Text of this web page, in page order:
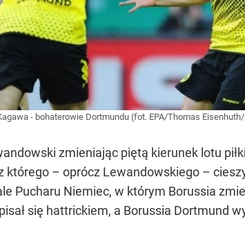
- bohaterowie Dortmundu (fot. EPA/Thomas Eisenhuth/
zmieniając piętą kierunek lotu
którego – oprócz Lewandowskiego –
Pucharu Niemiec, w którym Borussia
się hattrickiem, a Borussia Dortmund